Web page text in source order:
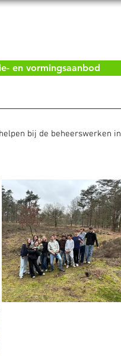
en vormingsaanbod
bij de beheerswerken in